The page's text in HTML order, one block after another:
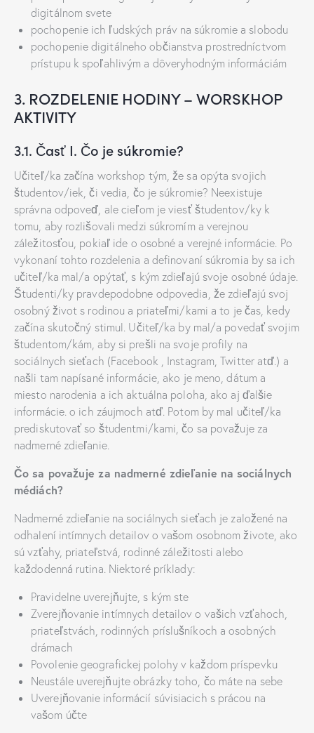
digitálnom svete
pochopenie ich ľudských práv na súkromie a slobodu
pochopenie digitálneho občianstva prostredníctvom
prístupu k spoľahlivým a dôveryhodným informáciám
3. ROZDELENIE HODINY – WORSKHOP
AKTIVITY
3.1. Časť I. Čo je súkromie?
Učiteľ/ka začína workshop tým, že sa opýta svojich
študentov/iek, či vedia, čo je súkromie? Neexistuje
správna odpoveď, ale cieľom je viesť študentov/ky k
tomu, aby rozlišovali medzi súkromím a verejnou
záležitosťou, pokiaľ ide o osobné a verejné informácie. Po
vykonaní tohto rozdelenia a definovaní súkromia by sa ich
učiteľ/ka mal/a opýtať, s kým zdieľajú svoje osobné údaje.
Študenti/ky pravdepodobne odpovedia, že zdieľajú svoj
osobný život s rodinou a priateľmi/kami a to je čas, kedy
začína skutočný stimul. Učiteľ/ka by mal/a povedať svojim
študentom/kám, aby si prešli na svoje profily na
sociálnych sieťach (Facebook , Instagram, Twitter atď.) a
našli tam napísané informácie, ako je meno, dátum a
miesto narodenia a ich aktuálna poloha, ako aj ďalšie
informácie. o ich záujmoch atď. Potom by mal učiteľ/ka
prediskutovať so študentmi/kami, čo sa považuje za
nadmerné zdieľanie.
Čo sa považuje za nadmerné zdieľanie na sociálnych
médiách?
Nadmerné zdieľanie na sociálnych sieťach je založené na
odhalení intímnych detailov o vašom osobnom živote, ako
sú vzťahy, priateľstvá, rodinné záležitosti alebo
každodenná rutina. Niektoré príklady:
Pravidelne uverejňujte, s kým ste
Zverejňovanie intímnych detailov o vašich vzťahoch,
priateľstvách, rodinných príslušníkoch a osobných
drámach
Povolenie geografickej polohy v každom príspevku
Neustále uverejňujte obrázky toho, čo máte na sebe
Uverejňovanie informácií súvisiacich s prácou na
vašom účte